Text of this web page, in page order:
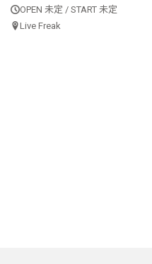
OPEN 未定 / START 未定
Live Freak